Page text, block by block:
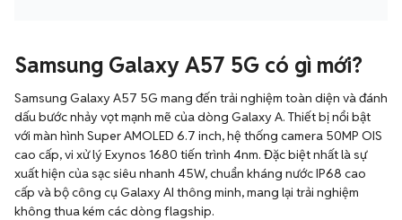
Samsung Galaxy A57 5G có gì mới?
Samsung Galaxy A57 5G mang đến trải nghiệm toàn diện và đánh
dấu bước nhảy vọt mạnh mẽ của dòng Galaxy A. Thiết bị nổi bật
với màn hình Super AMOLED 6.7 inch, hệ thống camera 50MP OIS
cao cấp, vi xử lý Exynos 1680 tiến trình 4nm. Đặc biệt nhất là sự
xuất hiện của sạc siêu nhanh 45W, chuẩn kháng nước IP68 cao
cấp và bộ công cụ Galaxy AI thông minh, mang lại trải nghiệm
không thua kém các dòng flagship.